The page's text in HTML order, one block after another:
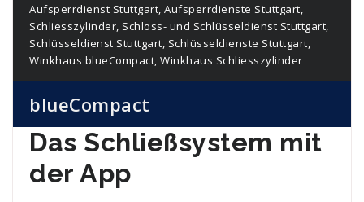
Aufsperrdienst Stuttgart, Aufsperrdienste Stuttgart,
Schliesszylinder, Schloss- und Schlüsseldienst Stuttgart,
Schlüsseldienst Stuttgart, Schlüsseldienste Stuttgart,
Winkhaus blueCompact, Winkhaus Schliesszylinder
blueCompact
Das Schließsystem mit
der App